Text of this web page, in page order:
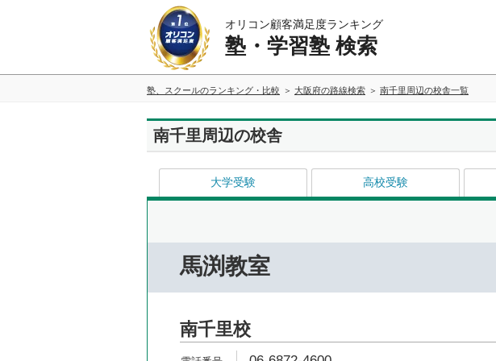
オリコン顧客満足度ランキング
塾・学習塾 検索
塾、スクールのランキング・比較 大阪府の路線検索 南千里周辺の校舎一覧
南千里周辺の校舎
大学受験 高校受験
馬渕教室
南千里校